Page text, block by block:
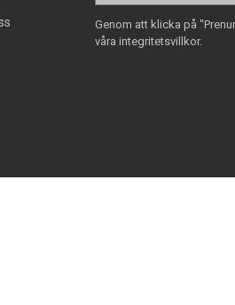
Genom att klicka på
våra integritetsvillkor.